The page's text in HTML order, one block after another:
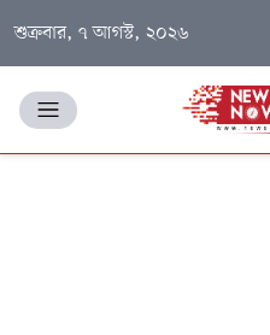
শুক্রবার, ৭ আগস্ট, ২০২৬